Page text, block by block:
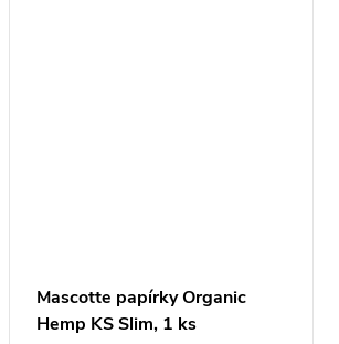
Mascotte papírky Organic
Hemp KS Slim, 1 ks